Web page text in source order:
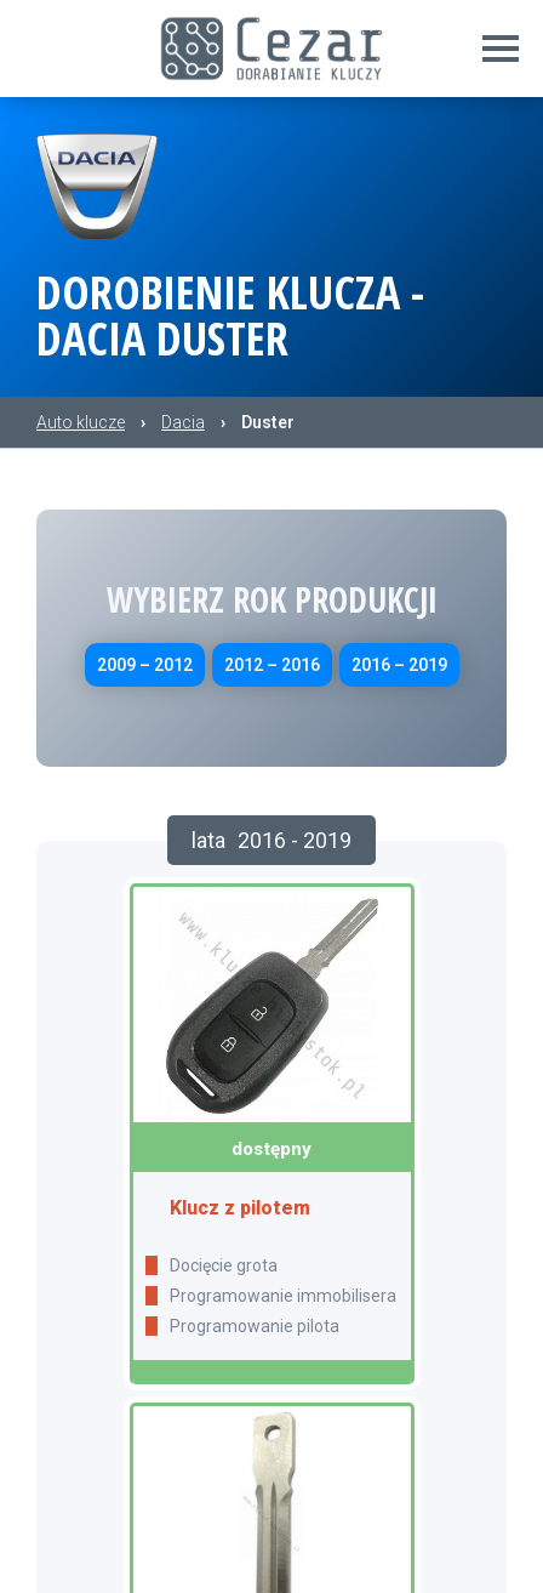
DOROBIENIE KLUCZA -
DACIA DUSTER
Auto klucze › Dacia › Duster
WYBIERZ ROK PRODUKCJI
2009 – 2012 2012 – 2016 2016 – 2019
lata 2016 - 2019
dostępny
Klucz z pilotem
Docięcie grota
Programowanie immobilisera
Programowanie pilota